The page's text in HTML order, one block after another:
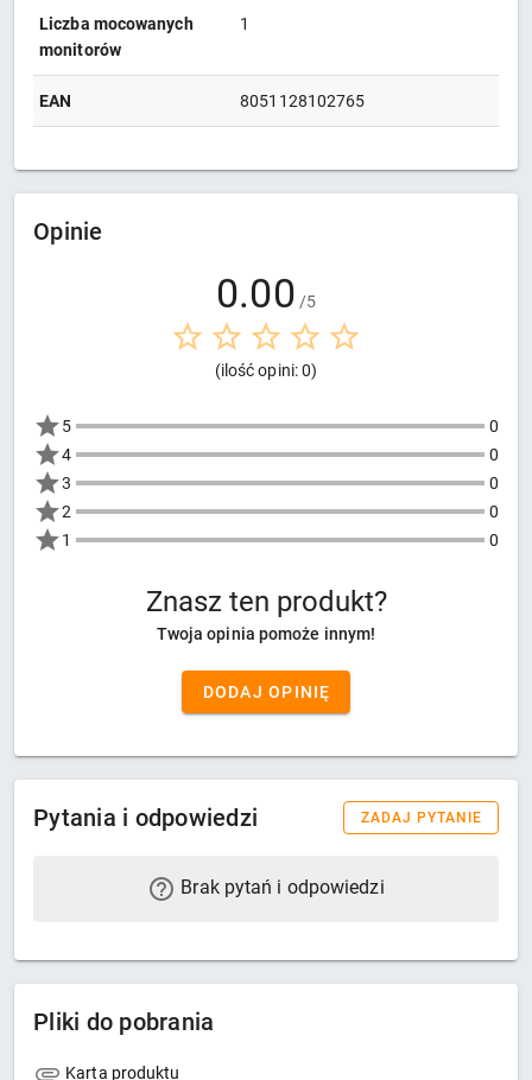
Liczba mocowanych
monitorów
1
EAN 8051128102765
Opinie
0.00 /5
(ilość opini: 0)
5
0
4
0
3
0
2
0
1
0
Znasz ten produkt?
Twoja opinia pomoże innym!
DODAJ OPINIĘ
Pytania i odpowiedzi ZADAJ PYTANIE
Brak pytań i odpowiedzi
Pliki do pobrania
Karta produktu